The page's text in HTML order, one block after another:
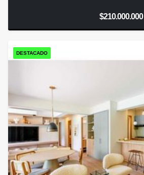
$210.000.000
DESTACADO